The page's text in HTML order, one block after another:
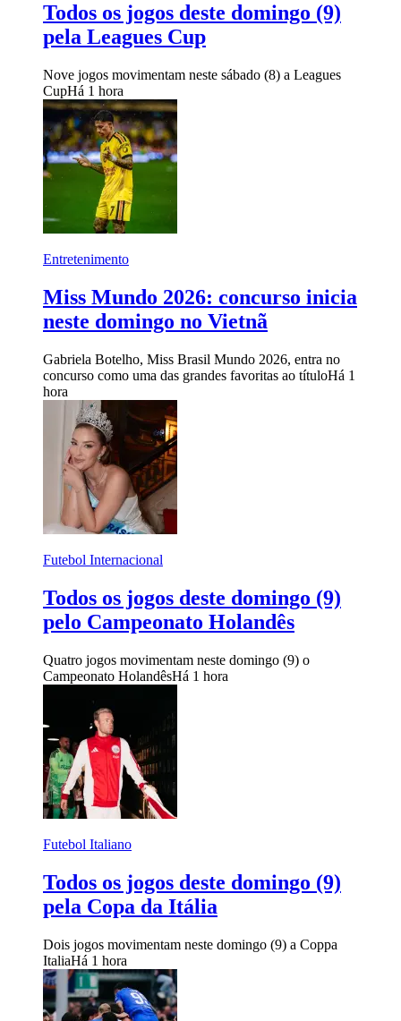
Todos os jogos deste domingo (9)
pela Leagues Cup
Nove jogos movimentam neste sábado (8) a Leagues
CupHá 1 hora
Entretenimento
Miss Mundo 2026: concurso inicia
neste domingo no Vietnã
Gabriela Botelho, Miss Brasil Mundo 2026, entra no
concurso como uma das grandes favoritas ao títuloHá 1
hora
Futebol Internacional
Todos os jogos deste domingo (9)
pelo Campeonato Holandês
Quatro jogos movimentam neste domingo (9) o
Campeonato HolandêsHá 1 hora
Futebol Italiano
Todos os jogos deste domingo (9)
pela Copa da Itália
Dois jogos movimentam neste domingo (9) a Coppa
ItaliaHá 1 hora